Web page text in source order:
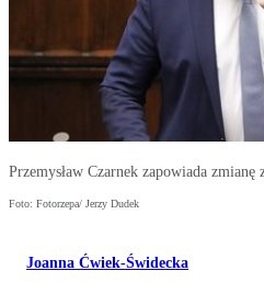
Przemysław Czarnek zapowiada zmianę
Foto: Fotorzepa/ Jerzy Dudek
Joanna Ćwiek-Świdecka